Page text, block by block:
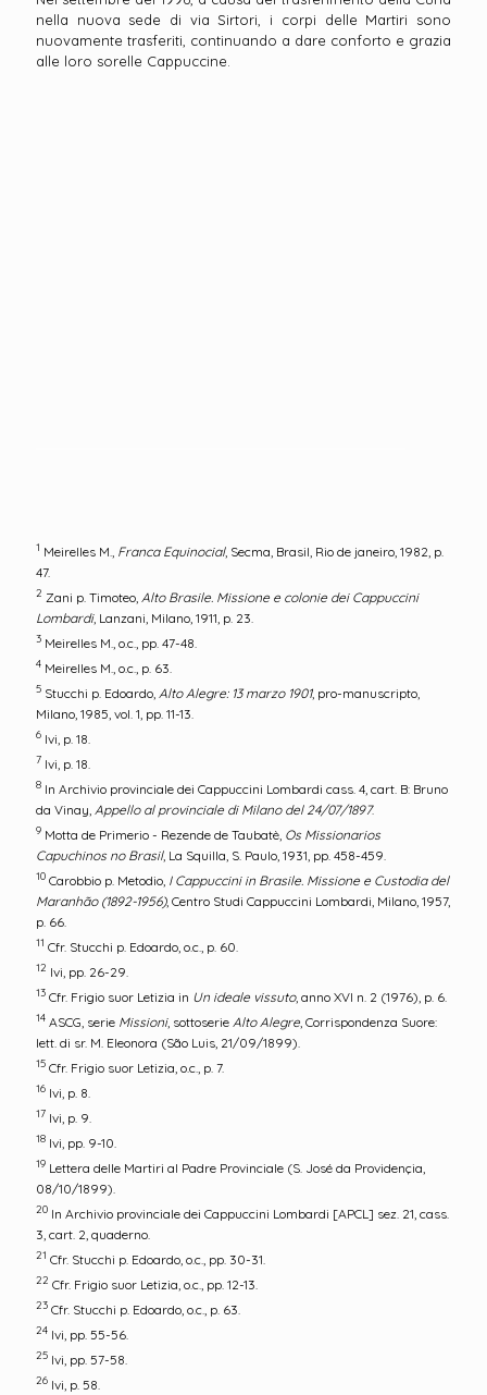
nella nuova sede di via Sirtori, i corpi delle Martiri sono
nuovamente trasferiti, continuando a dare conforto e grazia
alle loro sorelle Cappuccine.
1 Meirelles M., Franca Equinocial, Secma, Brasil, Rio de janeiro, 1982, p.
47.
2 Zani p. Timoteo, Alto Brasile. Missione e colonie dei Cappuccini
Lombardi, Lanzani, Milano, 1911, p. 23.
3 Meirelles M., o.c., pp. 47-48.
4 Meirelles M., o.c., p. 63.
5 Stucchi p. Edoardo, Alto Alegre: 13 marzo 1901, pro-manuscripto,
Milano, 1985, vol. 1, pp. 11-13.
6 Ivi, p. 18.
7 Ivi, p. 18.
8 In Archivio provinciale dei Cappuccini Lombardi cass. 4, cart. B: Bruno
da Vinay, Appello al provinciale di Milano del 24/07/1897.
9 Motta de Primerio - Rezende de Taubatè, Os Missionarios
Capuchinos no Brasil, La Squilla, S. Paulo, 1931, pp. 458-459.
10 Carobbio p. Metodio, I Cappuccini in Brasile. Missione e Custodia del
Maranhão (1892-1956), Centro Studi Cappuccini Lombardi, Milano, 1957,
p. 66.
11 Cfr. Stucchi p. Edoardo, o.c., p. 60.
12 Ivi, pp. 26-29.
13 Cfr. Frigio suor Letizia in Un ideale vissuto, anno XVI n. 2 (1976), p. 6.
14 ASCG, serie Missioni, sottoserie Alto Alegre, Corrispondenza Suore:
lett. di sr. M. Eleonora (São Luis, 21/09/1899).
15 Cfr. Frigio suor Letizia, o.c., p. 7.
16 Ivi, p. 8.
17 Ivi, p. 9.
18 Ivi, pp. 9-10.
19 Lettera delle Martiri al Padre Provinciale (S. José da Providençia,
08/10/1899).
20 In Archivio provinciale dei Cappuccini Lombardi [APCL] sez. 21, cass.
3, cart. 2, quaderno.
21 Cfr. Stucchi p. Edoardo, o.c., pp. 30-31.
22 Cfr. Frigio suor Letizia, o.c., pp. 12-13.
23 Cfr. Stucchi p. Edoardo, o.c., p. 63.
24 Ivi, pp. 55-56.
25 Ivi, pp. 57-58.
26 Ivi, p. 58.